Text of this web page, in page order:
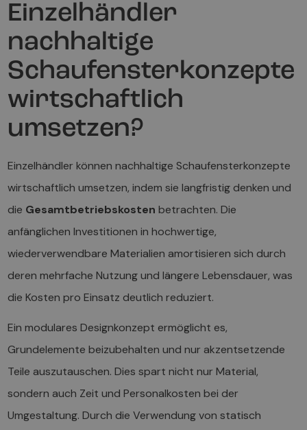
Einzelhändler
nachhaltige
Schaufensterkonzepte
wirtschaftlich
umsetzen?
Einzelhändler können nachhaltige Schaufensterkonzepte
wirtschaftlich umsetzen, indem sie langfristig denken und
die Gesamtbetriebskosten betrachten. Die
anfänglichen Investitionen in hochwertige,
wiederverwendbare Materialien amortisieren sich durch
deren mehrfache Nutzung und längere Lebensdauer, was
die Kosten pro Einsatz deutlich reduziert.
Ein modulares Designkonzept ermöglicht es,
Grundelemente beizubehalten und nur akzentsetzende
Teile auszutauschen. Dies spart nicht nur Material,
sondern auch Zeit und Personalkosten bei der
Umgestaltung. Durch die Verwendung von statisch